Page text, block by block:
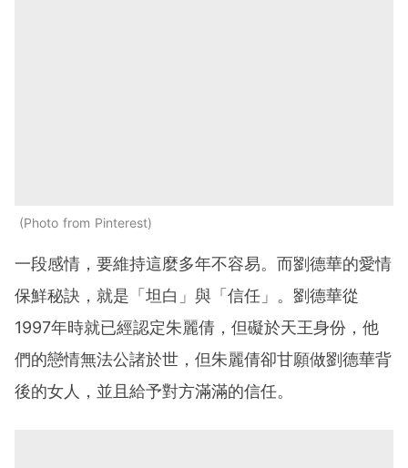
Photo from Pinterest
一段感情，要維持這麼多年不容易。而劉德華的愛情
保鮮秘訣，就是「坦白」與「信任」。劉德華從
1997年時就已經認定朱麗倩，但礙於天王身份，他
們的戀情無法公諸於世，但朱麗倩卻甘願做劉德華背
後的女人，並且給予對方滿滿的信任。